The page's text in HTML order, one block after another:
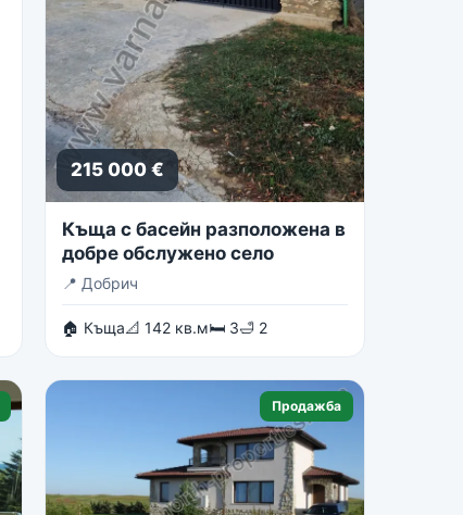
215 000 €
Къща с басейн разположена в
добре обслужено село
📍 Добрич
🏠 Къща📐 142 кв.м🛏 3🛁 2
Продажба